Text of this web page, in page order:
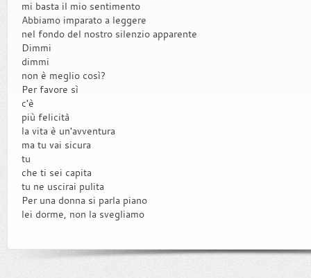
mi basta il mio sentimento
Abbiamo imparato a leggere
nel fondo del nostro silenzio apparente
Dimmi
dimmi
non è meglio così?
Per favore sì
c'è
più felicità
la vita è un'avventura
ma tu vai sicura
tu
che ti sei capita
tu ne uscirai pulita
Per una donna si parla piano
lei dorme, non la svegliamo